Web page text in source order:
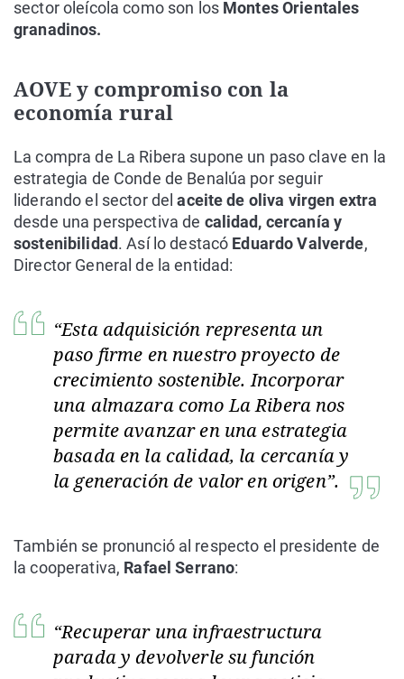
sector oleícola como son los Montes Orientales
granadinos.
AOVE y compromiso con la
economía rural
La compra de La Ribera supone un paso clave en la
estrategia de Conde de Benalúa por seguir
liderando el sector delaceite de oliva virgen extra
desde una perspectiva de calidad, cercanía y
sostenibilidad. Así lo destacó Eduardo Valverde,
Director General de la entidad:
“Esta adquisición representa un
paso firme en nuestro proyecto de
crecimiento sostenible. Incorporar
una almazara como La Ribera nos
permite avanzar en una estrategia
basada en la calidad, la cercanía y
la generación de valor en origen”.
También se pronunció al respecto el presidente de
la cooperativa, Rafael Serrano:
“Recuperar una infraestructura
parada y devolverle su función